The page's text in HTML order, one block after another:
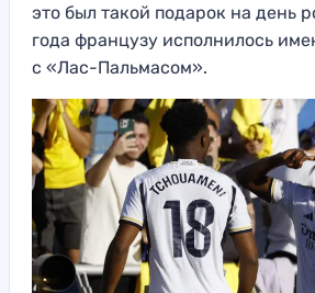
это был такой подарок на день
года французу исполнилось
с «Лас-Пальмасом».